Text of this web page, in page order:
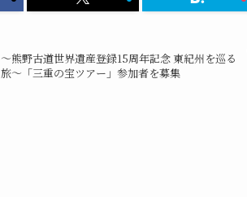
～熊野古道世界遺産登録15周年記念 東紀州を巡る
旅～「三重の宝ツアー」参加者を募集